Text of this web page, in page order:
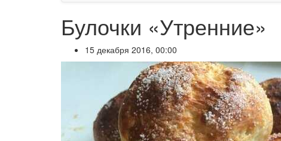
Булочки «Утренние»
15 декабря 2016, 00:00